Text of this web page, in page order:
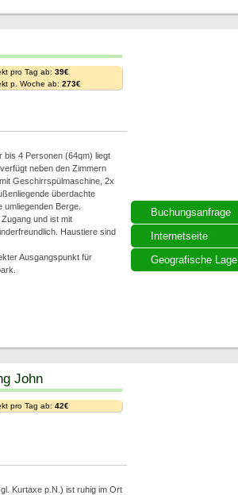
Buchungsanfrage
Internetseite
Geografische Lage
pro Tag ab: 39€
p. Woche ab: 273€
bis 4 Personen (64qm) liegt
neben den Zimmern
Geschirrspülmaschine, 2x
überdachte
Berge.
und ist mit
Haustiere sind
Ausgangspunkt für
John
pro Tag ab: 42€
Kurtaxe p.N.) ist ruhig im Ort